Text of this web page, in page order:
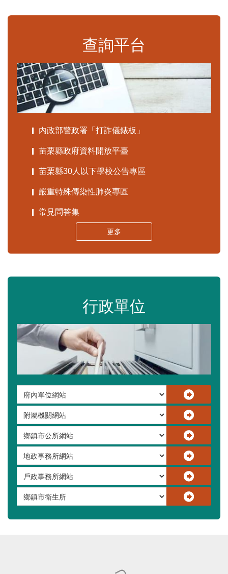
查詢平台
內政部警政署「打詐儀錶板」
苗栗縣政府資料開放平臺
苗栗縣30人以下學校公告專區
嚴重特殊傳染性肺炎專區
常見問答集
更多
行政單位